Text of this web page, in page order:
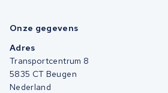
Onze gegevens
Adres
Transportcentrum 8
5835 CT Beugen
Nederland